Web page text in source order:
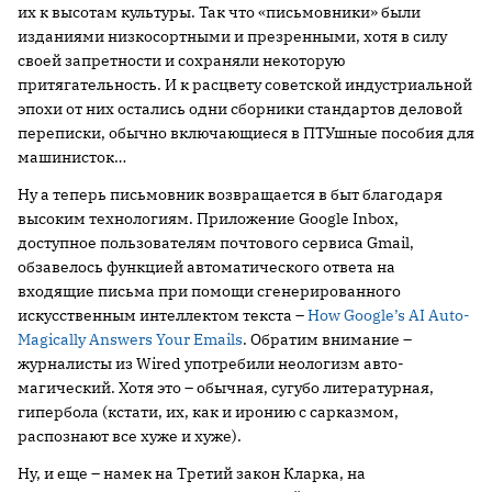
их к высотам культуры. Так что «письмовники» были
изданиями низкосортными и презренными, хотя в силу
своей запретности и сохраняли некоторую
притягательность. И к расцвету советской индустриальной
эпохи от них остались одни сборники стандартов деловой
переписки, обычно включающиеся в ПТУшные пособия для
машинисток…
Ну а теперь письмовник возвращается в быт благодаря
высоким технологиям. Приложение Google Inbox,
доступное пользователям почтового сервиса Gmail,
обзавелось функцией автоматического ответа на
входящие письма при помощи сгенерированного
искусственным интеллектом текста –How Google’s AI Auto-
Magically Answers Your Emails. Обратим внимание –
журналисты из Wired употребили неологизм авто-
магический. Хотя это – обычная, сугубо литературная,
гипербола (кстати, их, как и иронию с сарказмом,
распознают все хуже и хуже).
Ну, и еще – намек на Третий закон Кларка, на